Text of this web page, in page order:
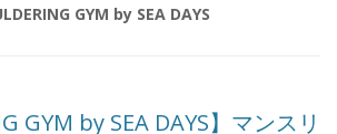
GYM by SEA DAYS
GYM by SEA DAYS】マンスリ